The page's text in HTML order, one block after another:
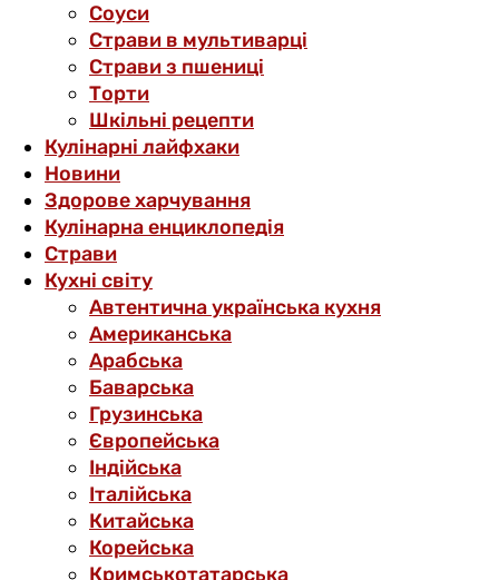
Соуси
Страви в мультиварці
Страви з пшениці
Торти
Шкільні рецепти
Кулінарні лайфхаки
Новини
Здорове харчування
Кулінарна енциклопедія
Страви
Кухні світу
Автентична українська кухня
Американська
Арабська
Баварська
Грузинська
Європейська
Індійська
Італійська
Китайська
Корейська
Кримськотатарська